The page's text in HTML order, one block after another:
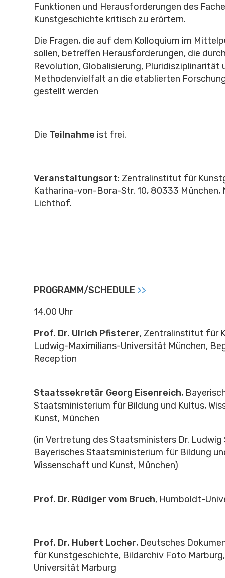
Funktionen und Herausforderungen des
Kunstgeschichte kritisch zu erörtern.
Die Fragen, die auf dem Kolloquium im
sollen, betreffen Herausforderungen, die
Revolution, Globalisierung, Pluridisziplinarität
Methodenvielfalt an die etablierten
gestellt werden
Die Teilnahme ist frei.
Veranstaltungsort: Zentralinstitut für
Katharina-von-Bora-Str. 10, 80333 München,
Lichthof.
PROGRAMM/SCHEDULE >>
14.00 Uhr
Prof. Dr. Ulrich Pfisterer, Zentralinstitut für
Ludwig-Maximilians-Universität München,
Reception
Staatssekretär Georg Eisenreich,
Staatsministerium für Bildung und Kultus,
Kunst, München
(in Vertretung des Staatsministers Dr. Ludwig
Bayerisches Staatsministerium für Bildung
Wissenschaft und Kunst, München)
Prof. Dr. Rüdiger vom Bruch, Humboldt-
Prof. Dr. Hubert Locher, Deutsches
für Kunstgeschichte, Bildarchiv Foto
Universität Marburg